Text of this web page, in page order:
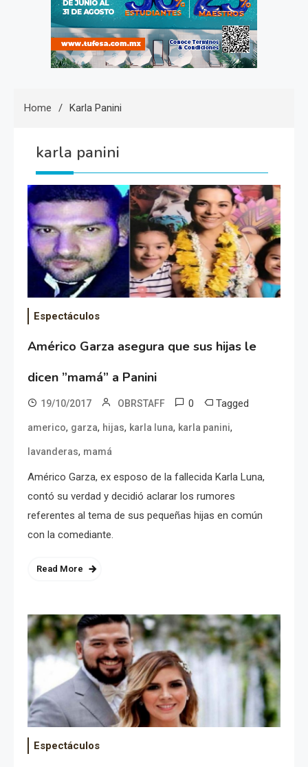
Home Karla Panini
karla panini
Espectáculos
Américo Garza asegura que sus hijas le
dicen ”mamá” a Panini
19/10/2017 OBRSTAFF 0 Tagged
americo, garza, hijas, karla luna, karla panini,
lavanderas, mamá
Américo Garza, ex esposo de la fallecida Karla Luna,
contó su verdad y decidió aclarar los rumores
referentes al tema de sus pequeñas hijas en común
con la comediante.
Read More
Espectáculos